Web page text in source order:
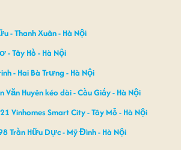
- Thanh Xuân - Hà Nội
- Tây Hồ - Hà Nội
- Hai Bà Trưng - Hà Nội
Văn Huyên kéo dài - Cầu Giấy - Hà Nội
Vinhomes Smart City - Tây Mỗ - Hà Nội
Trần Hữu Dực - Mỹ Đình - Hà Nội